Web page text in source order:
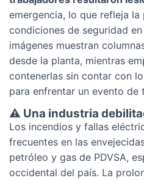
emergencia, lo que refleja
condiciones de seguridad
imágenes muestran
desde la planta, mientras
contenerlas sin contar con
para enfrentar un evento de
⚠️ Una industria
Los incendios y fallas
frecuentes en las
petróleo y gas de PDVSA,
occidental del país. La